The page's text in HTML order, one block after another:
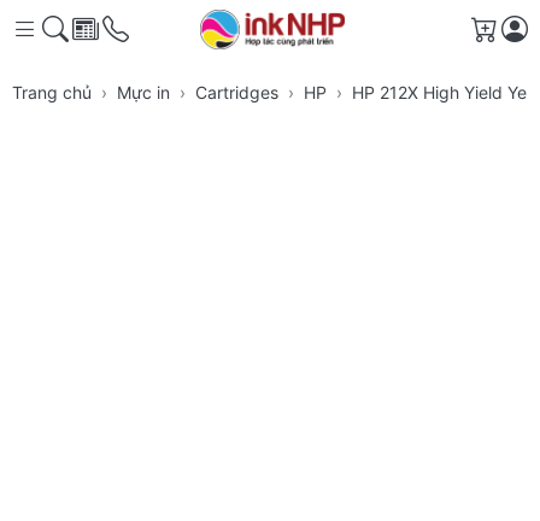
Giỏ
Trang chủ Mực in Cartridges HP HP 212X High Yield